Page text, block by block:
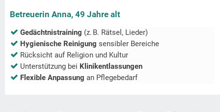
Betreuerin Anna, 49 Jahre alt
Gedächtnistraining (z. B. Rätsel, Lieder)
Hygienische Reinigung sensibler Bereiche
Rücksicht auf Religion und Kultur
Unterstützung bei Klinikentlassungen
Flexible Anpassung an Pflegebedarf